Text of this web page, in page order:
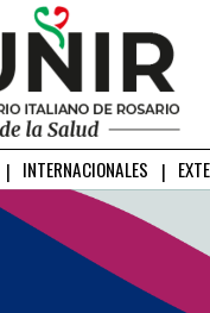
INTERNACIONALES